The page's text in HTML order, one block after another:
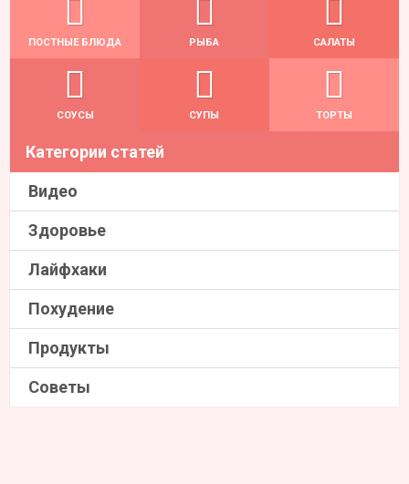
ПОСТНЫЕ БЛЮДА РЫБА САЛАТЫ
СОУСЫ СУПЫ ТОРТЫ
Категории статей
Видео
Здоровье
Лайфхаки
Похудение
Продукты
Советы